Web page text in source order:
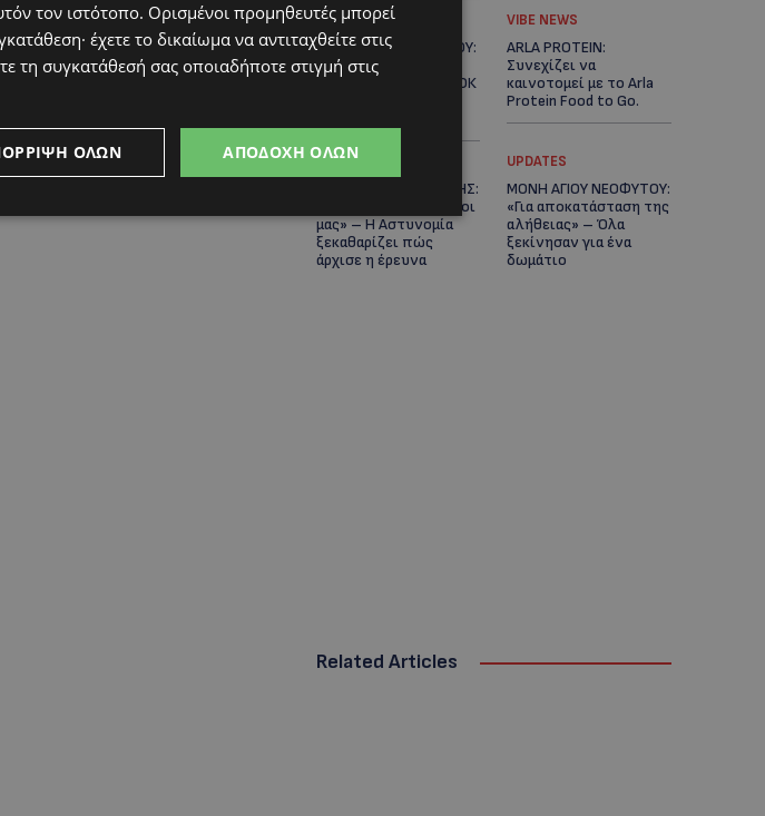
και τίποτε άλλο.
Γιατί εάν δεν
να βρούμε το
LIFESTYLE
ΕΛΕΝΑ ΠΑΠΑΔΟΠΟΥΛΟΥ:
Από τη σκηνή στην
Αντιπροεδρία του ΘΟΚ
VIBE NEWS
ARLA PROTEIN:
Συνεχίζει να
καινοτομεί με το Arla
Protein Food to Go.
UPDATES
ΜΑΚΑΡΙΟΣ ΔΡΟΥΣΙΩΤΗΣ:
«Δεν ξεκινήσαμε μόνοι
μας» – Η Αστυνομία
ξεκαθαρίζει πώς
άρχισε η έρευνα
UPDATES
ΜΟΝΗ ΑΓΙΟΥ ΝΕΟΦΥΤΟΥ:
«Για αποκατάσταση της
αλήθειας» – Όλα
ξεκίνησαν για ένα
δωμάτιο
Related Articles
τον ιστότοπο. Ορισμένοι προμηθευτές μπορεί
έχετε το δικαίωμα να αντιταχθείτε στις
τη συγκατάθεσή σας οποιαδήποτε στιγμή στις
ΑΠΟΔΟΧΉ ΌΛΩΝ
ΌΛΩΝ